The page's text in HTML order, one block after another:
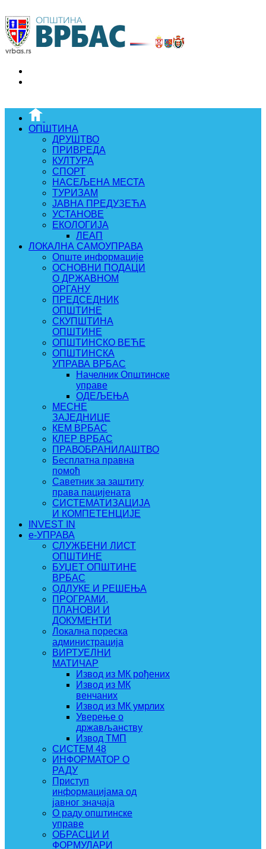
ОПШТИНА
ДРУШТВО
ПРИВРЕДА
КУЛТУРА
СПОРТ
НАСЕЉЕНА МЕСТА
ТУРИЗАМ
ЈАВНА ПРЕДУЗЕЋА
УСТАНОВЕ
ЕКОЛОГИЈА
ЛЕАП
ЛОКАЛНА САМОУПРАВА
Опште информације
ОСНОВНИ ПОДАЦИ
О ДРЖАВНОМ
ОРГАНУ
ПРЕДСЕДНИК
ОПШТИНЕ
СКУПШТИНА
ОПШТИНЕ
ОПШТИНСКО ВЕЋЕ
ОПШТИНСКА
УПРАВА ВРБАС
Начелник Општинске
управе
ОДЕЉЕЊА
МЕСНЕ
ЗАЈЕДНИЦЕ
КЕМ ВРБАС
КЛЕР ВРБАС
ПРАВОБРАНИЛАШТВО
Бесплатна правна
помоћ
Саветник за заштиту
права пацијената
СИСТЕМАТИЗАЦИЈА
И КОМПЕТЕНЦИЈЕ
INVEST IN
e-УПРАВА
СЛУЖБЕНИ ЛИСТ
ОПШТИНЕ
БУЏЕТ ОПШТИНЕ
ВРБАС
ОДЛУКЕ И РЕШЕЊА
ПРОГРАМИ,
ПЛАНОВИ И
ДОКУМЕНТИ
Локална пореска
администрација
ВИРТУЕЛНИ
МАТИЧАР
Извод из МК рођених
Извод из МК
венчаних
Извод из МК умрлих
Уверење о
држављанству
Извод ТМП
СИСТЕМ 48
ИНФОРМАТОР О
РАДУ
Приступ
информацијама од
јавног значаја
О раду општинске
управе
ОБРАСЦИ И
ФОРМУЛАРИ